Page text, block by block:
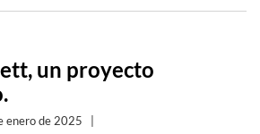
un proyecto
enero de 2025